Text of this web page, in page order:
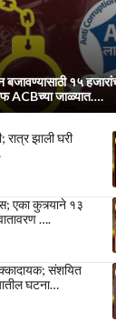
१५
ACBच्या जाळ्यात….
रात्र झाली घरी
एका कुत्र्याने १३
….
संशयित
घटना…